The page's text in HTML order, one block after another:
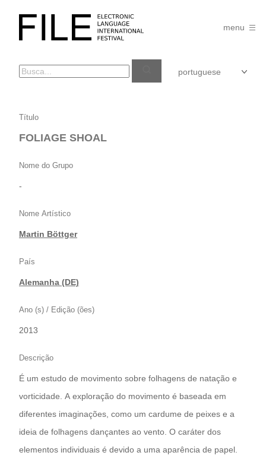
FILE
FESTIVAL
menu
FOLIAGE
SHOAL
Título
FOLIAGE SHOAL
Nome do Grupo
-
Nome Artístico
Martin Böttger
País
Alemanha (DE)
Ano (s) / Edição (ões)
2013
Descrição
É um estudo de movimento sobre folhagens de natação e
vorticidade. A exploração do movimento é baseada em
diferentes imaginações, como um cardume de peixes e a
ideia de folhagens dançantes ao vento. O caráter dos
elementos individuais é devido a uma aparência de papel.